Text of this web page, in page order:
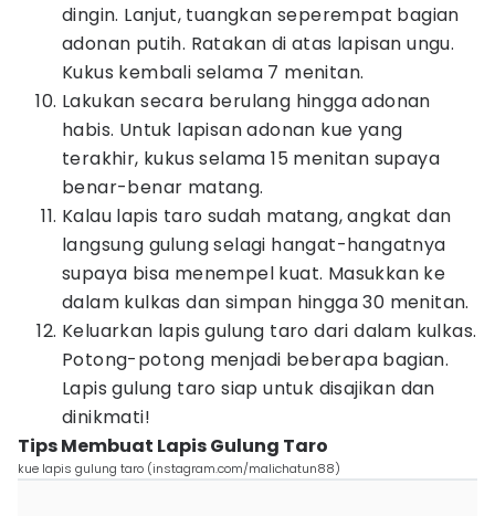
dingin. Lanjut, tuangkan seperempat bagian
adonan putih. Ratakan di atas lapisan ungu.
Kukus kembali selama 7 menitan.
Lakukan secara berulang hingga adonan
habis. Untuk lapisan adonan kue yang
terakhir, kukus selama 15 menitan supaya
benar-benar matang.
Kalau lapis taro sudah matang, angkat dan
langsung gulung selagi hangat-hangatnya
supaya bisa menempel kuat. Masukkan ke
dalam kulkas dan simpan hingga 30 menitan.
Keluarkan lapis gulung taro dari dalam kulkas.
Potong-potong menjadi beberapa bagian.
Lapis gulung taro siap untuk disajikan dan
dinikmati!
Tips Membuat Lapis Gulung Taro
kue lapis gulung taro (instagram.com/malichatun88)